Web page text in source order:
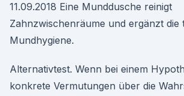
11.09.2018 Eine Munddusche reinigt
Zahnzwischenräume und ergänzt die
Mundhygiene.
Alternativtest. Wenn bei einem
konkrete Vermutungen über die